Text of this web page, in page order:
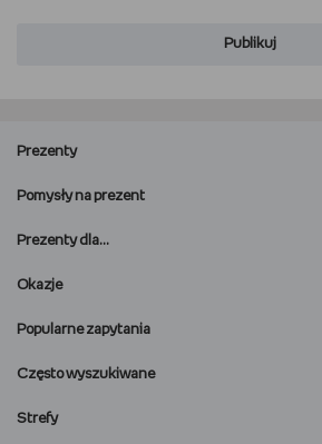
Publikuj
Prezenty
Pomysły na prezent
Prezenty dla…
Okazje
Popularne zapytania
Często wyszukiwane
Strefy